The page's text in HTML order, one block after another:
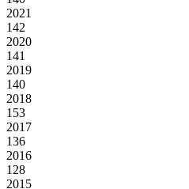
2021
142
2020
141
2019
140
2018
153
2017
136
2016
128
2015